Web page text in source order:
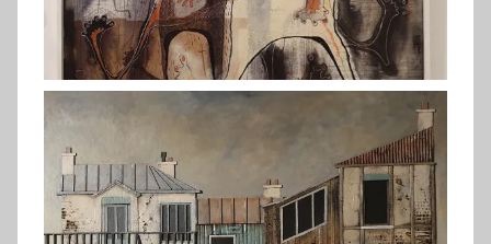
Rousselet (2019)